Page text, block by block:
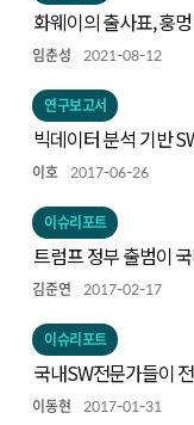
화웨이의 출사표, 훙
임춘성 2021-08-12
연구보고서
빅데이터 분석 기반
연구
이호 2017-06-26
이슈리포트
트럼프 정부 출범이
김준연 2017-02-17
이슈리포트
국내SW전문가들이
이동현 2017-01-31